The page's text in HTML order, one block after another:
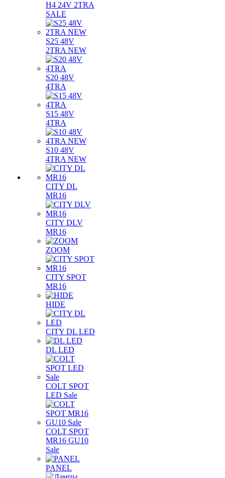
H4 24V 2TRA
SALE
S25 48V
2TRA NEW
S20 48V
4TRA
S15 48V
4TRA
S10 48V
4TRA NEW
CITY DL
MR16
CITY DLV
MR16
ZOOM
CITY SPOT
MR16
HIDE
CITY DL LED
DL LED
COLT SPOT
LED Sale
COLT SPOT
MR16 GU10
Sale
PANEL